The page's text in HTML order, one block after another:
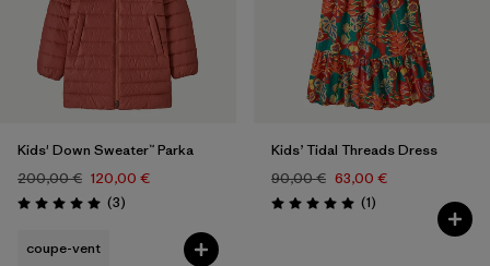
Kids' Down Sweater™ Parka
200,00 € 120,00 €
Évaluation: 5.0 / 5
(3Avis
)
coupe-vent
Kids’ Tidal Threads Dress
90,00 € 63,00 €
Évaluation: 5.0 / 5
(1Avis
)